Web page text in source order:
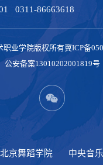
0311-86663618
职业学院版权所有冀ICP备
公安备案13010202001819号
北京舞蹈学院 中央音